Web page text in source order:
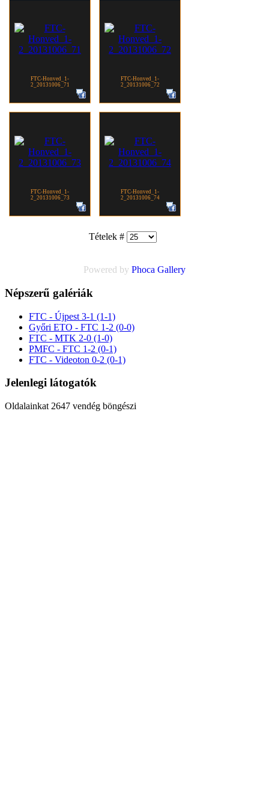
FTC-Honved_1-
2_20131006_71
FTC-Honved_1-
2_20131006_72
FTC-Honved_1-
2_20131006_73
FTC-Honved_1-
2_20131006_74
Tételek #
Powered by Phoca Gallery
Népszerű galériák
FTC - Újpest 3-1 (1-1)
Győri ETO - FTC 1-2 (0-0)
FTC - MTK 2-0 (1-0)
PMFC - FTC 1-2 (0-1)
FTC - Videoton 0-2 (0-1)
Jelenlegi látogatók
Oldalainkat 2647 vendég böngészi